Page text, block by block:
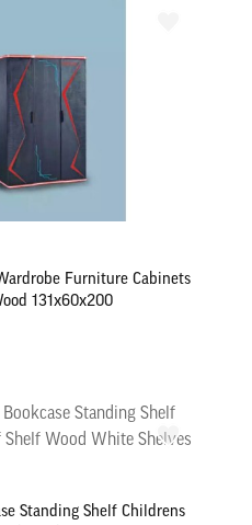
Furniture Cabinets
131x60x200
Standing Shelf Childrens